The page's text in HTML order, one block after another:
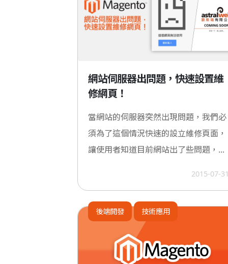
網站伺服器出問題，快速設置維
修網頁！
當網站的伺服器突然出現問題，我們必
須為了這個情況快速的設立維修頁面，
讓使用者知道目前網站出了些問題，...
2015-07-
後端開發 技術應用